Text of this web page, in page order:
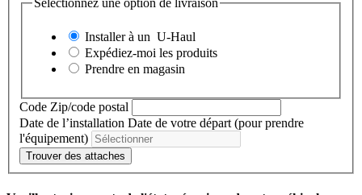
Sélectionnez une option de livraison
Installer à un U-Haul
Expédiez-moi les produits
Prendre en magasin
Code Zip/code postal
Date de l’installation Date de votre départ (pour prendre
l'équipement)
Trouver des attaches